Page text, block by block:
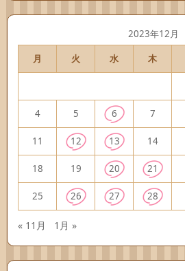
2023年12月
月
火 水 木
4 5 6 7
11 12 13 14
18 19 20 21
25 26 27 28
« 11月 1月 »